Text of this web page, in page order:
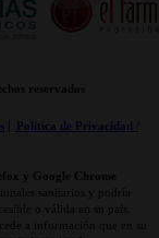
reservados
|
Politica de Privacidad /
y Google Chrome
sanitarios y podría
o válida en su país.
a información que en su